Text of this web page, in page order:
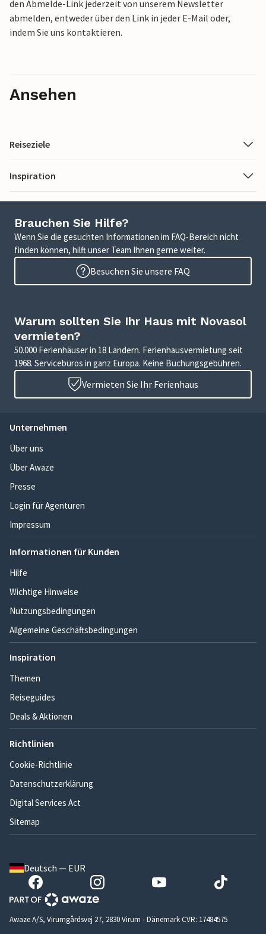
den Abmelde-Link jederzeit von unserem Newsletter
abmelden, entweder über den Link in jeder E-Mail oder,
indem Sie uns kontaktieren.
Ansehen
Reiseziele
Inspiration
Brauchen Sie Hilfe?
Wenn Sie die gesuchten Informationen im FAQ-Bereich nicht
finden können, hilft unser Team Ihnen gerne weiter.
Besuchen Sie unsere FAQ
Warum sollten Sie Ihr Haus mit Novasol
vermieten?
50.000 Ferienhäuser in 18 Ländern. Ferienhausvermietung seit
1968. Servicebüros in ganz Europa. Keine Buchungsgebühren.
Vermieten Sie Ihr Ferienhaus
Unternehmen
Über uns
Über Awaze
Presse
Login für Agenturen
Impressum
Informationen für Kunden
Hilfe
Wichtige Hinweise
Nutzungsbedingungen
Allgemeine Geschäftsbedingungen
Inspiration
Themen
Reiseguides
Deals & Aktionen
Richtlinien
Cookie-Richtlinie
Datenschutzerklärung
Digital Services Act
Sitemap
Deutsch — EUR
Awaze A/S, Virumgårdsvej 27, 2830 Virum - Dänemark CVR: 17484575